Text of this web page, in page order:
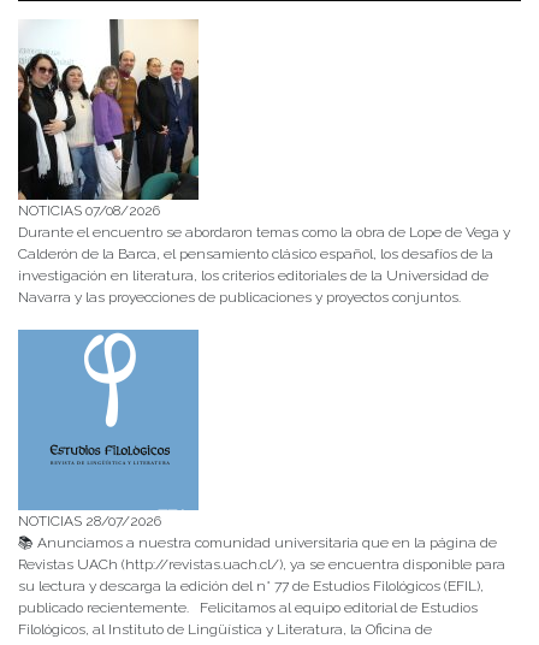
NOTICIAS 07/08/2026
Durante el encuentro se abordaron temas como la obra de Lope de Vega y
Calderón de la Barca, el pensamiento clásico español, los desafíos de la
investigación en literatura, los criterios editoriales de la Universidad de
Navarra y las proyecciones de publicaciones y proyectos conjuntos.
NOTICIAS 28/07/2026
📚 Anunciamos a nuestra comunidad universitaria que en la página de
Revistas UACh (http://revistas.uach.cl/), ya se encuentra disponible para
su lectura y descarga la edición del n° 77 de Estudios Filológicos (EFIL),
publicado recientemente. Felicitamos al equipo editorial de Estudios
Filológicos, al Instituto de Lingüística y Literatura, la Oficina de